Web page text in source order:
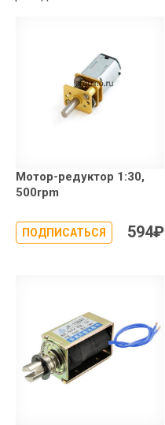
Мотор-редуктор 1:30,
500rpm
ПОДПИСАТЬСЯ 594₽